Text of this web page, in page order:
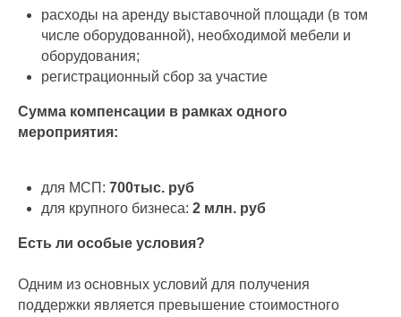
расходы на аренду выставочной площади (в том
числе оборудованной), необходимой мебели и
оборудования;
регистрационный сбор за участие
Сумма компенсации в рамках одного
мероприятия:
для МСП: 700тыс. руб
для крупного бизнеса: 2 млн. руб
Есть ли особые условия?
Одним из основных условий для получения
поддержки является превышение стоимостного